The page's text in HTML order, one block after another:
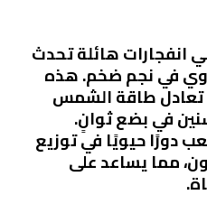
هائلة تحدث
في نجم ضخم. هذه
تعادل طاقة الشمس
في بضع ثوانٍ.
دورًا حيويًا في توزيع
مما يساعد على